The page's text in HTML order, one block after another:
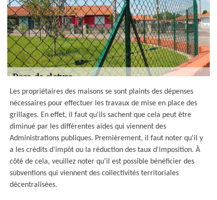
Les propriétaires des maisons se sont plaints des dépenses
nécessaires pour effectuer les travaux de mise en place des
grillages. En effet, il faut qu'ils sachent que cela peut être
diminué par les différentes aides qui viennent des
Administrations publiques. Premièrement, il faut noter qu'il y
a les crédits d'impôt ou la réduction des taux d'imposition. À
côté de cela, veuillez noter qu'il est possible bénéficier des
subventions qui viennent des collectivités territoriales
décentralisées.